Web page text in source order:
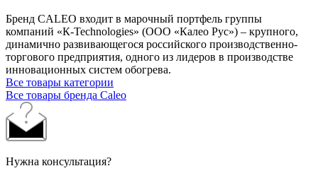
Бренд CALEO входит в марочный портфель группы
компаний «К-Technologies» (ООО «Калео Рус») – крупного,
динамично развивающегося российского производственно-
торгового предприятия, одного из лидеров в производстве
инновационных систем обогрева.
Все товары категории
Все товары бренда Caleo
Нужна консультация?